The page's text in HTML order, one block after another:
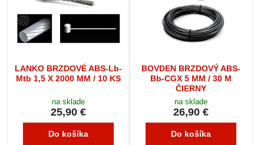
LANKO BRZDOVÉ ABS-Lb-
Mtb 1,5 X 2000 MM / 10 KS
na sklade
25,90 €
Do košíka
BOVDEN BRZDOVÝ ABS-
Bb-CGX 5 MM / 30 M
ČIERNY
na sklade
26,90 €
Do košíka